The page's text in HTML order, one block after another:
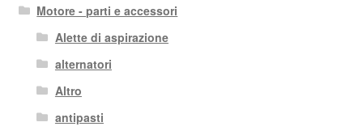
Motore - parti e accessori
Alette di aspirazione
alternatori
Altro
antipasti